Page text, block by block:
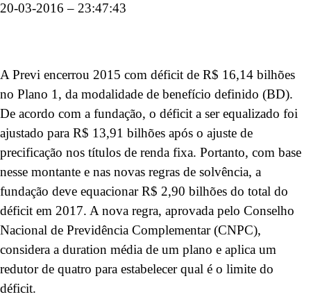
20-03-2016 – 23:47:43
A Previ encerrou 2015 com déficit de R$ 16,14 bilhões
no Plano 1, da modalidade de benefício definido (BD).
De acordo com a fundação, o déficit a ser equalizado foi
ajustado para R$ 13,91 bilhões após o ajuste de
precificação nos títulos de renda fixa. Portanto, com base
nesse montante e nas novas regras de solvência, a
fundação deve equacionar R$ 2,90 bilhões do total do
déficit em 2017. A nova regra, aprovada pelo Conselho
Nacional de Previdência Complementar (CNPC),
considera a duration média de um plano e aplica um
redutor de quatro para estabelecer qual é o limite do
déficit.